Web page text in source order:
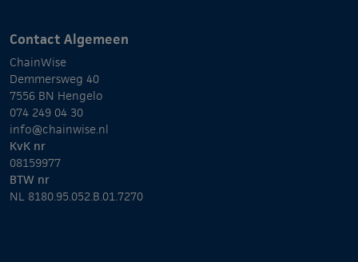
Contact Algemeen
ChainWise
Demmersweg 40
7556 BN Hengelo
074 249 04 30
info@chainwise.nl
KvK nr
08159977
BTW nr
NL 8180.95.052.B.01.7270